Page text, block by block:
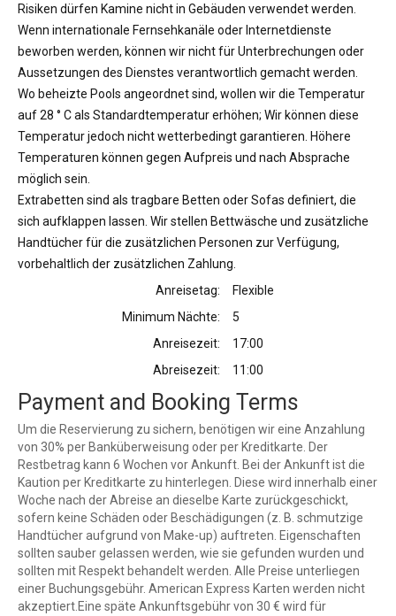
Risiken dürfen Kamine nicht in Gebäuden verwendet werden.
Wenn internationale Fernsehkanäle oder Internetdienste
beworben werden, können wir nicht für Unterbrechungen oder
Aussetzungen des Dienstes verantwortlich gemacht werden.
Wo beheizte Pools angeordnet sind, wollen wir die Temperatur
auf 28 ° C als Standardtemperatur erhöhen; Wir können diese
Temperatur jedoch nicht wetterbedingt garantieren. Höhere
Temperaturen können gegen Aufpreis und nach Absprache
möglich sein.
Extrabetten sind als tragbare Betten oder Sofas definiert, die
sich aufklappen lassen. Wir stellen Bettwäsche und zusätzliche
Handtücher für die zusätzlichen Personen zur Verfügung,
vorbehaltlich der zusätzlichen Zahlung.
Anreisetag:
Flexible
Minimum Nächte:
5
Anreisezeit:
17:00
Abreisezeit:
11:00
Payment and Booking Terms
Um die Reservierung zu sichern, benötigen wir eine Anzahlung
von 30% per Banküberweisung oder per Kreditkarte. Der
Restbetrag kann 6 Wochen vor Ankunft. Bei der Ankunft ist die
Kaution per Kreditkarte zu hinterlegen. Diese wird innerhalb einer
Woche nach der Abreise an dieselbe Karte zurückgeschickt,
sofern keine Schäden oder Beschädigungen (z. B. schmutzige
Handtücher aufgrund von Make-up) auftreten. Eigenschaften
sollten sauber gelassen werden, wie sie gefunden wurden und
sollten mit Respekt behandelt werden. Alle Preise unterliegen
einer Buchungsgebühr. American Express Karten werden nicht
akzeptiert.Eine späte Ankunftsgebühr von 30 € wird für